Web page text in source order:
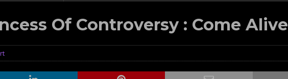
Of Controversy : Come Alive